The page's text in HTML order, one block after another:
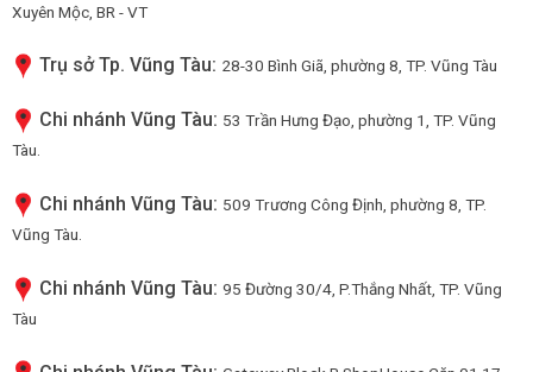
Xuyên Mộc, BR - VT
Trụ sở Tp. Vũng Tàu: 28-30 Bình Giã, phường 8, TP. Vũng Tàu
Chi nhánh Vũng Tàu: 53 Trần Hưng Đạo, phường 1, TP. Vũng
Tàu.
Chi nhánh Vũng Tàu: 509 Trương Công Định, phường 8, TP.
Vũng Tàu.
Chi nhánh Vũng Tàu: 95 Đường 30/4, P.Thắng Nhất, TP. Vũng
Tàu